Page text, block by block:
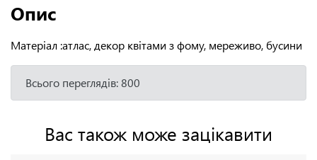
Опис
Матеріал :атлас, декор квітами з фому, мереживо, бусини
Всього переглядів: 800
Вас також може зацікавити